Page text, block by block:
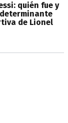
quién fue y
de Lionel